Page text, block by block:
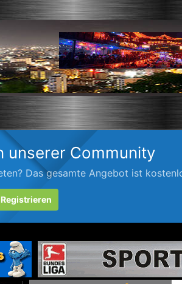
unserer Community
Das gesamte Angebot ist
Registrieren